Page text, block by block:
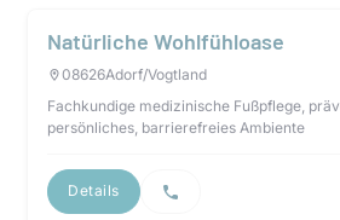
Natürliche Wohlfühloase
08626Adorf/Vogtland
Fachkundige medizinische Fußpflege,
persönliches, barrierefreies Ambiente
Details